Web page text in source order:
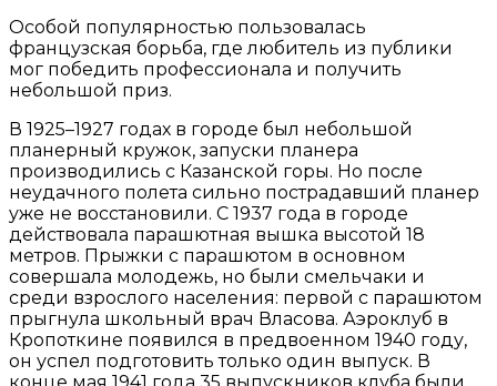
Особой популярностью пользовалась
французская борьба, где любитель из публики
мог победить профессионала и получить
небольшой приз.
В 1925–1927 годах в городе был небольшой
планерный кружок, запуски планера
производились с Казанской горы. Но после
неудачного полета сильно пострадавший планер
уже не восстановили. С 1937 года в городе
действовала парашютная вышка высотой 18
метров. Прыжки с парашютом в основном
совершала молодежь, но были смельчаки и
среди взрослого населения: первой с парашютом
прыгнула школьный врач Власова. Аэроклуб в
Кропоткине появился в предвоенном 1940 году,
он успел подготовить только один выпуск. В